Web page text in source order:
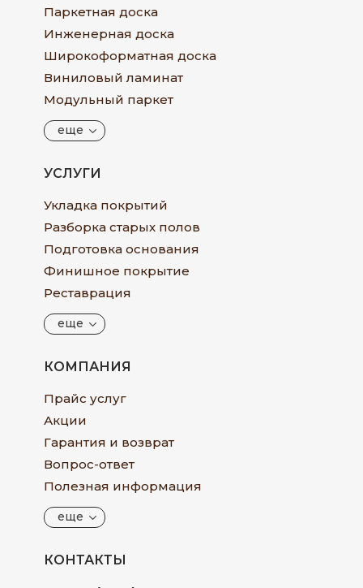
Паркетная доска
Инженерная доска
Широкоформатная доска
Виниловый ламинат
Модульный паркет
еще
УСЛУГИ
Укладка покрытий
Разборка старых полов
Подготовка основания
Финишное покрытие
Реставрация
еще
КОМПАНИЯ
Прайс услуг
Акции
Гарантия и возврат
Вопрос-ответ
Полезная информация
еще
КОНТАКТЫ